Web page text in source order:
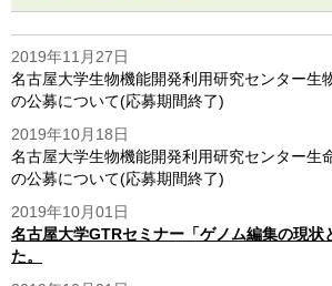
2019年11月27日
名古屋大学生物機能開発利用研究センター生
の公募について(応募期間終了)
2019年10月18日
名古屋大学生物機能開発利用研究センター生
の公募について(応募期間終了)
2019年10月01日
名古屋大学GTRセミナー「ゲノム編集の現状
た。